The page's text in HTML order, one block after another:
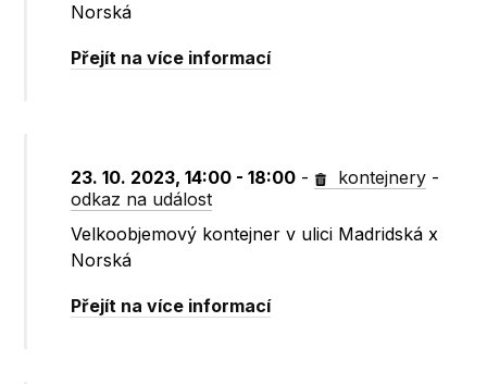
Norská
Přejít na více informací
23. 10. 2023, 14:00 - 18:00 - kontejnery -
odkaz na událost
Velkoobjemový kontejner v ulici Madridská x
Norská
Přejít na více informací